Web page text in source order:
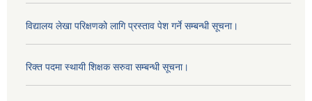
विद्यालय लेखा परिक्षणको लागि प्रस्ताव पेश गर्ने सम्बन्धी सूचना।
रिक्त पदमा स्थायी शिक्षक सरुवा सम्बन्धी सूचना।